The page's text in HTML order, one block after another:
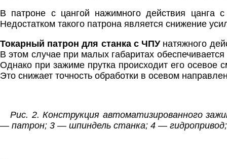
В патроне с цангой нажимного действия цанга
Недостатком такого патрона является снижение
Токарный патрон для станка с ЧПУнатяжного
В этом случае при малых габаритах
Однако при зажиме прутка происходит его осевое
Это снижает точность обработки в осевом
Рис. 2. Конструкция автоматизированного
— патрон; 3 — шпиндель станка; 4 —